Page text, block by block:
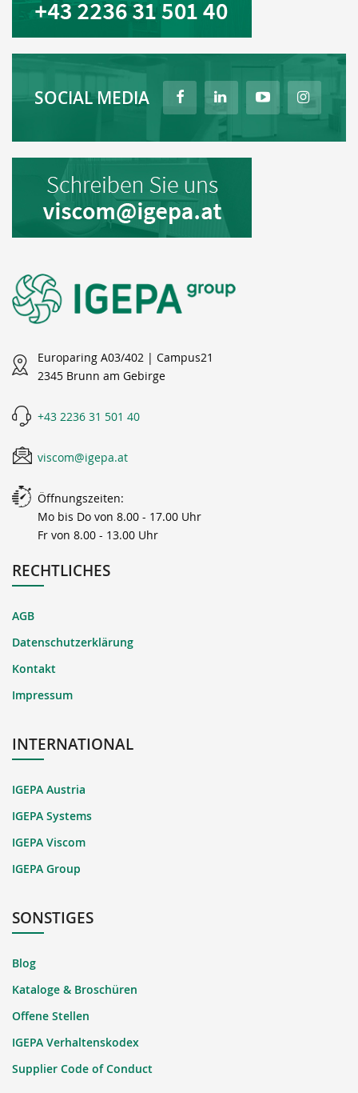
SOCIAL MEDIA
Europaring A03/402 | Campus21
2345 Brunn am Gebirge
+43 2236 31 501 40
viscom@igepa.at
Öffnungszeiten:
Mo bis Do von 8.00 - 17.00 Uhr
Fr von 8.00 - 13.00 Uhr
RECHTLICHES
AGB
Datenschutzerklärung
Kontakt
Impressum
INTERNATIONAL
IGEPA Austria
IGEPA Systems
IGEPA Viscom
IGEPA Group
SONSTIGES
Blog
Kataloge & Broschüren
Offene Stellen
IGEPA Verhaltenskodex
Supplier Code of Conduct